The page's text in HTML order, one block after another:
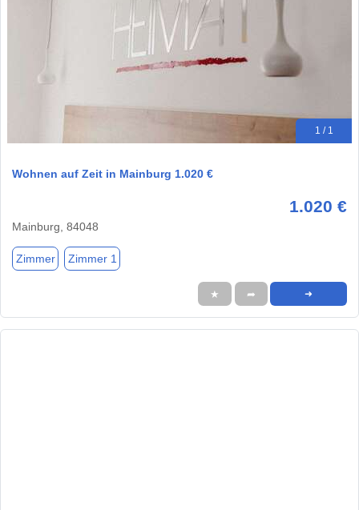
1 / 1
Wohnen auf Zeit in Mainburg 1.020 €
1.020 €
Mainburg, 84048
Zimmer Zimmer 1
★ ➦ ➜